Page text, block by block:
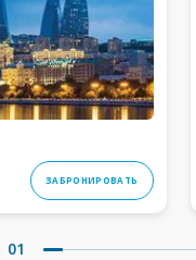
ЗАБРОНИРОВАТЬ
01